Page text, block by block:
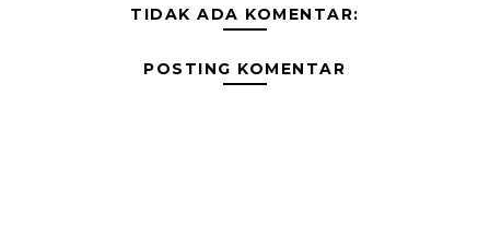
TIDAK ADA KOMENTAR:
POSTING KOMENTAR